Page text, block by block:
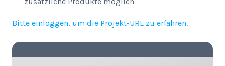
Bitte einloggen, um die Projekt-URL zu erfahren.